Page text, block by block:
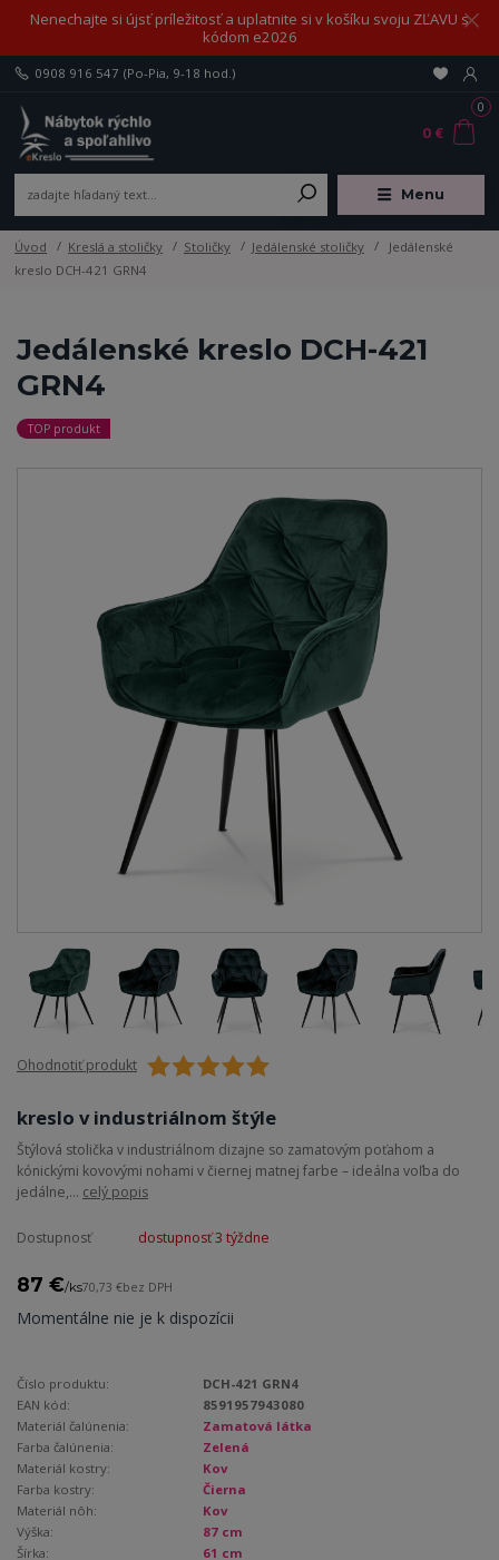
Nenechajte si újsť príležitosť a uplatnite si v košíku svoju ZĽAVU s
kódom e2026
Menu
0908 916 547 (Po-Pia, 9-18 hod.)
0
0 €
Úvod Kreslá a stoličky Stoličky Jedálenské stoličky
Jedálenské
kreslo DCH-421 GRN4
Jedálenské kreslo DCH-421
GRN4
TOP produkt
Ohodnotiť produkt
kreslo v industriálnom štýle
Štýlová stolička v industriálnom dizajne so zamatovým poťahom a
kónickými kovovými nohami v čiernej matnej farbe – ideálna voľba do
jedálne,... celý popis
Dostupnosť dostupnosť 3 týždne
87 €/ks70,73 €bez DPH
Momentálne nie je k dispozícii
Číslo produktu:
DCH-421 GRN4
EAN kód:
8591957943080
Materiál čalúnenia:
Zamatová látka
Farba čalúnenia:
Zelená
Materiál kostry:
Kov
Farba kostry:
Čierna
Materiál nôh:
Kov
Výška:
87 cm
Šírka:
61 cm